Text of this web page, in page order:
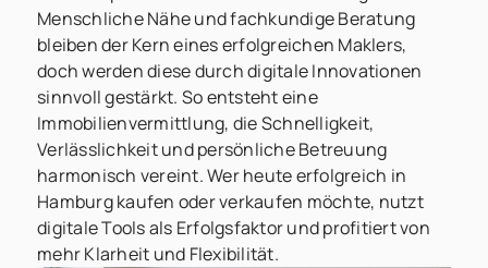
Menschliche Nähe und fachkundige Beratung
bleiben der Kern eines erfolgreichen Maklers,
doch werden diese durch digitale Innovationen
sinnvoll gestärkt. So entsteht eine
Immobilienvermittlung, die Schnelligkeit,
Verlässlichkeit und persönliche Betreuung
harmonisch vereint. Wer heute erfolgreich in
Hamburg kaufen oder verkaufen möchte, nutzt
digitale Tools als Erfolgsfaktor und profitiert von
mehr Klarheit und Flexibilität.